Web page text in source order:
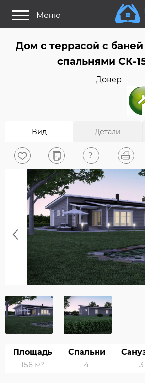
Меню
Как выбрать планировку?
Найти архитектора
На главную
0
Вход/Регистрация
Дом c террасой с
спальнями СК-
Довер
Вид Детали
Previous
Площадь
158 м²
Спальни
4
3